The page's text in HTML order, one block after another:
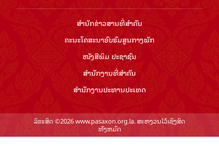
ສຳ​ນັກ​ຂ່າວ​ສານ​ທີ່​ສຳ​ຄັນ​
ຄະນະໂຄສະນາອົບຮົມ​ສູນ​ກາງ​ພັກ
ໜັງສືພິມ ປະ​ຊາ​ຊົນ
ສຳ​ນັກ​ງານ​ທີ່​ສຳ​ຄັນ
ສຳ​ນັກ​ງານ​ປະ​ທານ​ປະ​ເທດ
ລິຂະສິດ ©2026 www.pasaxon.org.la. ສະຫງວນໄວ້ເຊິງສິດ
ທັງຫມົດ